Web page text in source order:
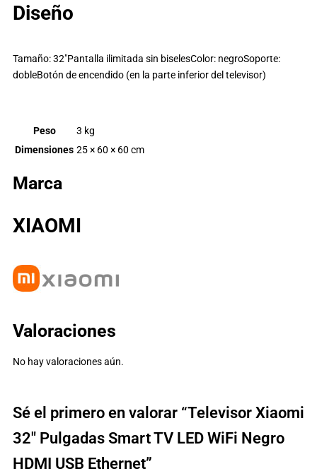
Diseño
Tamaño: 32″Pantalla ilimitada sin biselesColor: negroSoporte:
dobleBotón de encendido (en la parte inferior del televisor)
Peso
3 kg
Dimensiones 25 × 60 × 60 cm
Marca
XIAOMI
Valoraciones
No hay valoraciones aún.
Sé el primero en valorar “Televisor Xiaomi
32″ Pulgadas Smart TV LED WiFi Negro
HDMI USB Ethernet”